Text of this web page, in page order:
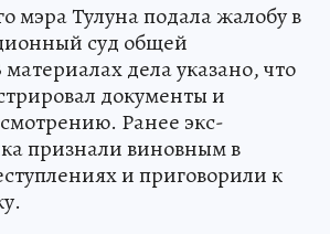
мэра Тулуна подала жалобу в
суд общей
дела указано, что
документы и
Ранее экс-
признали виновным в
и приговорили к